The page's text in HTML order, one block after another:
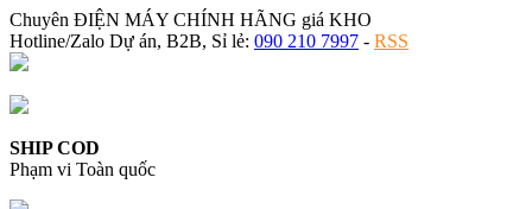
Chuyên ĐIỆN MÁY CHÍNH HÃNG giá KHO
Hotline/Zalo Dự án, B2B, Sỉ lẻ: 090 210 7997 - RSS
SHIP COD
Phạm vi Toàn quốc